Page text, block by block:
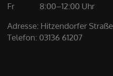
Fr
8:00–12:00 Uhr
Adresse: Hitzendorfer Straße
Telefon: 03136 61207